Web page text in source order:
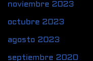
noviembre 2023
octubre 2023
agosto 2023
septiembre 2020